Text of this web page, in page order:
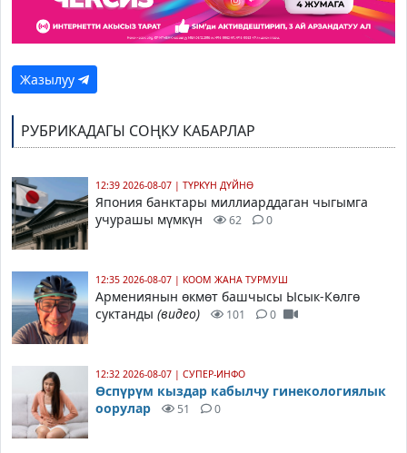
Жазылуу
РУБРИКАДАГЫ СОҢКУ КАБАРЛАР
12:39 2026-08-07 | ТҮРКҮН ДҮЙНӨ
Япония банктары миллиарддаган чыгымга
учурашы мүмкүн
62 0
12:35 2026-08-07 | КООМ ЖАНА ТУРМУШ
Армениянын өкмөт башчысы Ысык-Көлгө
суктанды(видео) 101 0
12:32 2026-08-07 | СУПЕР-ИНФО
Өспүрүм кыздар кабылчу гинекологиялык
оорулар
51 0